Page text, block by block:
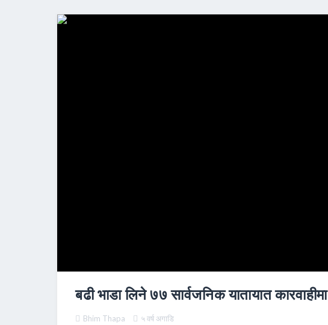
बढी भाडा लिने ७७ सार्वजनिक यातायात कारवाहीमा
Bhim Thapa ५ वर्ष अगाडि